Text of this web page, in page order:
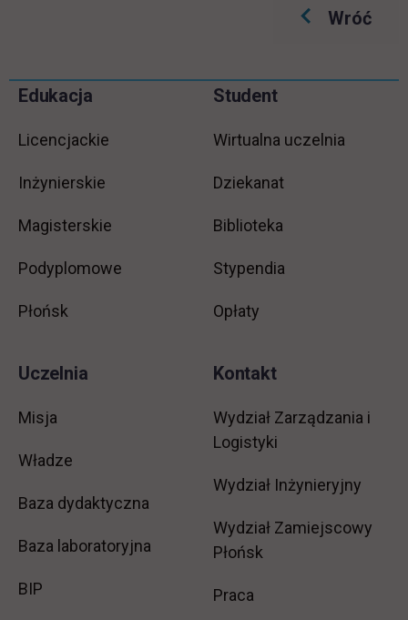
Wróć
Pomiń
Informacje w stopce
Edukacja
Licencjackie
Inżynierskie
Magisterskie
Podyplomowe
Płońsk
Student
Wirtualna uczelnia
Dziekanat
Biblioteka
Stypendia
Opłaty
Uczelnia
Misja
Władze
Baza dydaktyczna
Baza laboratoryjna
BIP link otwiera się w nowej karcie
Kontakt
Wydział Zarządzania i
Logistyki
Wydział Inżynieryjny
Wydział Zamiejscowy
Płońsk
Praca